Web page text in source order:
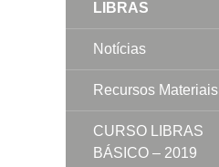
LIBRAS
Notícias
Recursos Materiais
CURSO LIBRAS
BÁSICO – 2019